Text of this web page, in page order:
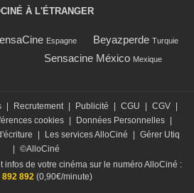
À L'ÉTRANGER
Espagne Beyazperde Turquie
Sensacine México Mexique
Recrutement Publicité CGU CGV
cookies Données Personnelles
Les services AlloCiné
Gérer Utiq
©AlloCiné
infos de votre cinéma sur le numéro AlloCiné :
892 892(0,90€/minute)